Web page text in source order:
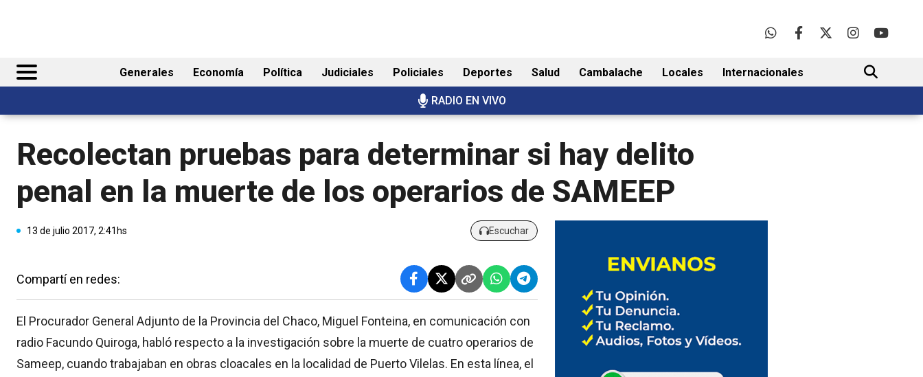
Generales Economía Política Judiciales Policiales Deportes Salud Cambalache Locales Internacionales
RADIO EN VIVO
BUSCAR
Recolectan pruebas para determinar si hay delito
penal en la muerte de los operarios de SAMEEP
13 de julio 2017, 2:41hs Escuchar
Compartí en redes:
El Procurador General Adjunto de la Provincia del Chaco, Miguel Fonteina, en comunicación con
radio Facundo Quiroga, habló respecto a la investigación sobre la muerte de cuatro operarios de
Sameep, cuando trabajaban en obras cloacales en la localidad de Puerto Vilelas. En esta línea, el